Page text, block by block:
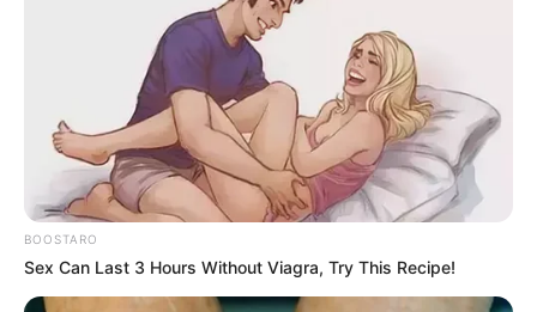
BOOSTARO
Sex Can Last 3 Hours Without Viagra, Try This Recipe!